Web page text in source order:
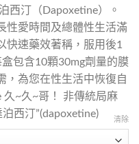
西汀（Dapoxetine）。
性愛時間及總體性生活滿
快速藥效著稱，服用後1
包含10顆30mg劑量的膜
，為您在性生活中恢復自
久~久~哥！ 非傳統局麻
西汀”(dapoxetine)
清除